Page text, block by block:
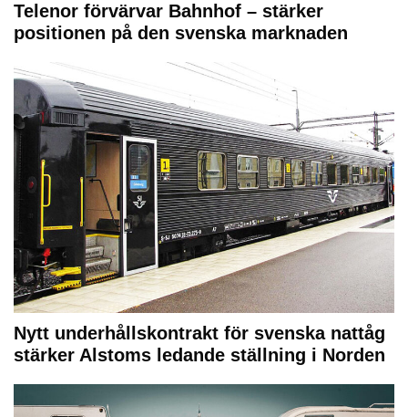
Telenor förvärvar Bahnhof – stärker
positionen på den svenska marknaden
Nytt underhållskontrakt för svenska nattåg
stärker Alstoms ledande ställning i Norden